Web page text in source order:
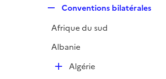
r
r
i
e
r
p
l
e
Conventions bilatérales
Afrique du sud
Albanie
DAlgérie